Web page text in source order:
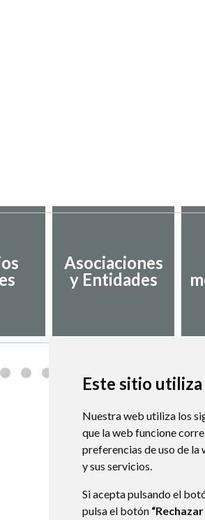
Este sitio
Nuestra web utiliza los
que la web funcione
preferencias de uso de la
y sus servicios.
Si acepta pulsando el
pulsa el botón
Asociaciones
y Entidades